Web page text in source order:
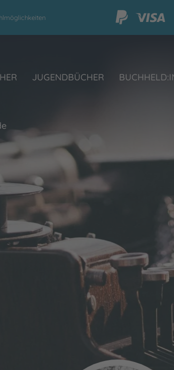
JUGENDBÜCHER